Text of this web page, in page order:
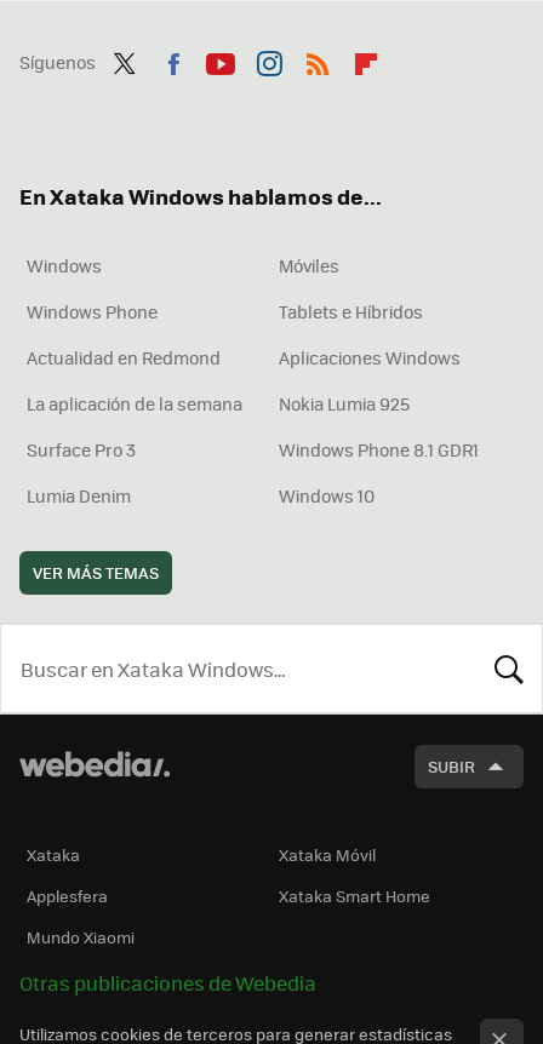
Síguenos
En Xataka Windows hablamos de...
Windows
Móviles
Windows Phone
Tablets e Híbridos
Actualidad en Redmond
Aplicaciones Windows
La aplicación de la semana
Nokia Lumia 925
Surface Pro 3
Windows Phone 8.1 GDR1
Lumia Denim
Windows 10
VER MÁS TEMAS
SUBIR
Xataka
Xataka Móvil
Applesfera
Xataka Smart Home
Mundo Xiaomi
Otras publicaciones de Webedia
Utilizamos cookies de terceros para generar estadísticas